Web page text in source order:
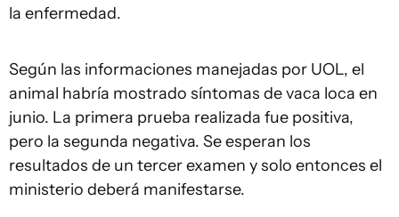
la enfermedad.
Según las informaciones manejadas por UOL, el
animal habría mostrado síntomas de vaca loca en
junio. La primera prueba realizada fue positiva,
pero la segunda negativa. Se esperan los
resultados de un tercer examen y solo entonces el
ministerio deberá manifestarse.